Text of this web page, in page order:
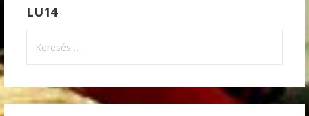
LU14